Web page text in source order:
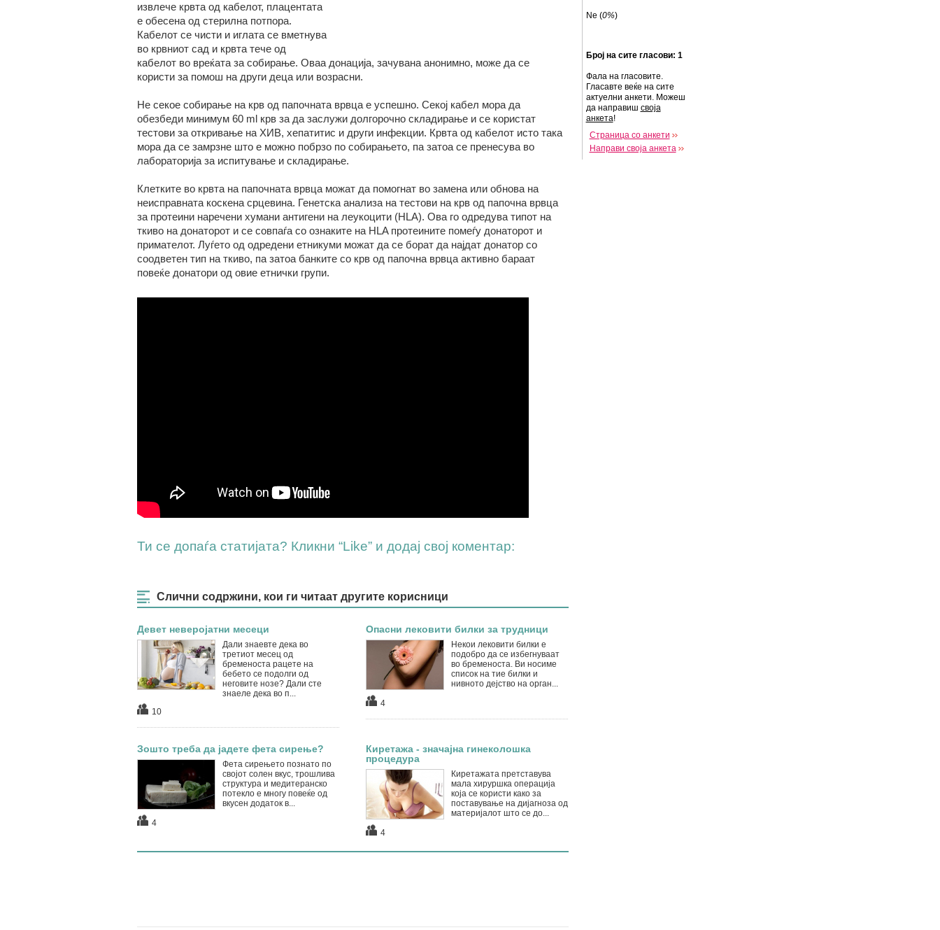
извлече крвта од кабелот, плацентата
е обесена од стерилна потпора.
Кабелот се чисти и иглата се вметнува
во крвниот сад и крвта тече од
кабелот во вреќата за собирање. Оваа донација, зачувана анонимно, може да се
користи за помош на други деца или возрасни.
Не секое собирање на крв од папочната врвца е успешно. Секој кабел мора да
обезбеди минимум 60 ml крв за да заслужи долгорочно складирање и се користат
тестови за откривање на ХИВ, хепатитис и други инфекции. Крвта од кабелот исто така
мора да се замрзне што е можно побрзо по собирањето, па затоа се пренесува во
лабораторија за испитување и складирање.
Клетките во крвта на папочната врвца можат да помогнат во замена или обнова на
неисправната коскена срцевина. Генетска анализа на тестови на крв од папочна врвца
за протеини наречени хумани антигени на леукоцити (HLA). Ова го одредува типот на
ткиво на донаторот и се совпаѓа со ознаките на HLA протеините помеѓу донаторот и
примателот. Луѓето од одредени етникуми можат да се борат да најдат донатор со
соодветен тип на ткиво, па затоа банките со крв од папочна врвца активно бараат
повеќе донатори од овие етнички групи.
Ти се допаѓа статијата? Кликни “Like” и додај свој коментар:
Слични содржини, кои ги читаат другите корисници
Девет неверојатни месеци
Дали знаевте дека во
третиот месец од
бременоста рацете на
бебето се подолги од
неговите нозе? Дали сте
знаеле дека во п...
10
Опасни лековити билки за трудници
Некои лековити билки е
подобро да се избегнуваат
во бременоста. Ви носиме
список на тие билки и
нивното дејство на орган...
4
Зошто треба да јадете фета сирење?
Фета сирењето познато по
својот солен вкус, трошлива
структура и медитеранско
потекло е многу повеќе од
вкусен додаток в...
4
Киретажа - значајна гинеколошка
процедура
Киретажата претставува
мала хируршка операција
која се користи како за
поставување на дијагноза од
материјалот што се до...
4
Ne (0%)
Број на сите гласови: 1
Фала на гласовите.
Гласавте веќе на сите
актуелни анкети. Можеш
да направиш своја
анкета!
Страница со анкети
Направи своја анкета